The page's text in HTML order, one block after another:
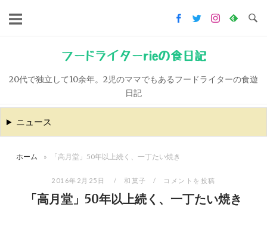
キ
ッ
フードライターrieの食日記
20代で独立して10余年。2児のママでもあるフードライターの食遊
日記
ニュース
ホーム » 「高月堂」50年以上続く、一丁たい焼き
2016年2月25日 和菓子 コメントを投稿
「高月堂」50年以上続く、一丁たい焼き